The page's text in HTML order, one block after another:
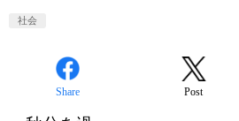
社会
Share Post